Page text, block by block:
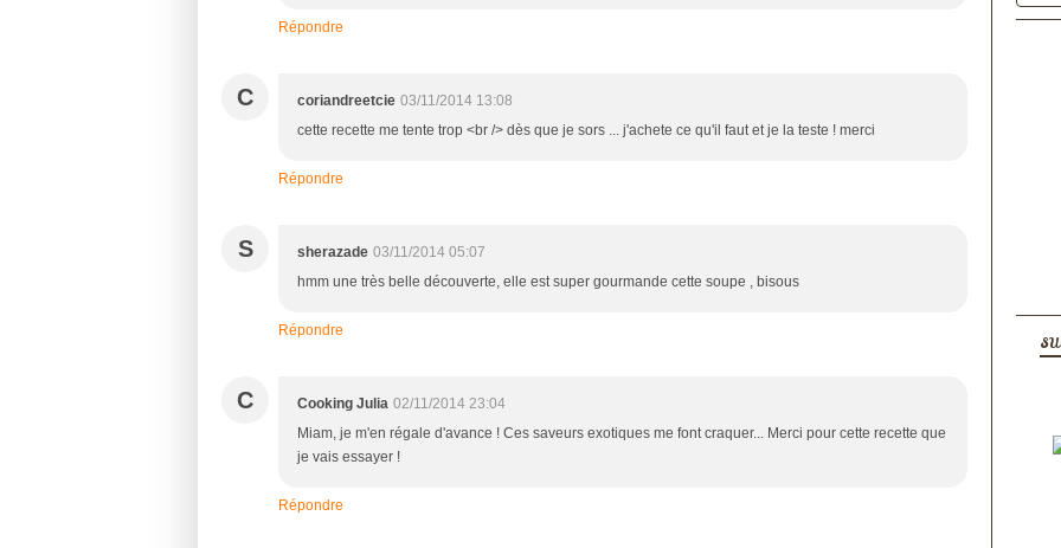
Répondre
C coriandreetcie 03/11/2014 13:08
cette recette me tente trop <br /> dès que je sors ... j'achete ce qu'il faut et je la teste ! merci
Répondre
S sherazade 03/11/2014 05:07
hmm une très belle découverte, elle est super gourmande cette soupe , bisous
Répondre
C Cooking Julia 02/11/2014 23:04
Miam, je m'en régale d'avance ! Ces saveurs exotiques me font craquer... Merci pour cette recette que
je vais essayer !
Répondre